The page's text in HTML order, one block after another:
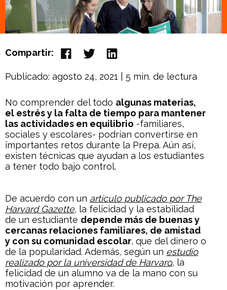
Compartir:
Publicado: agosto 24, 2021 | 5 min. de lectura
No comprender del todo algunas materias,
el estrés y la falta de tiempo para mantener
las actividades en equilibrio -familiares,
sociales y escolares- podrían convertirse en
importantes retos durante la Prepa. Aún así,
existen técnicas que ayudan a los estudiantes
a tener todo bajo control.
De acuerdo con un artículo publicado porThe
Harvard Gazette, la felicidad y la estabilidad
de un estudiante depende más de buenas y
cercanas relaciones familiares, de amistad
y con su comunidad escolar, que del dinero o
de la popularidad. Además, según un estudio
realizado por la universidad de Harvard, la
felicidad de un alumno va de la mano con su
motivación por aprender.